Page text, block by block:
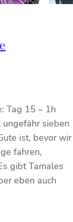
Tag 15 – 1h
sieben
ist, bevor wir
fahren,
gibt Tamales
eben auch